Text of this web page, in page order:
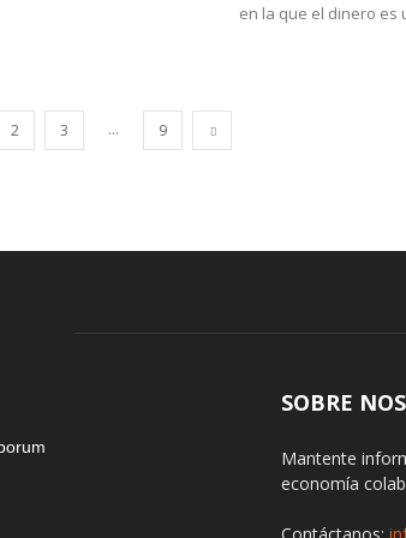
en la que el dinero es
2 3 ... 9
SOBRE
Mantente
economía